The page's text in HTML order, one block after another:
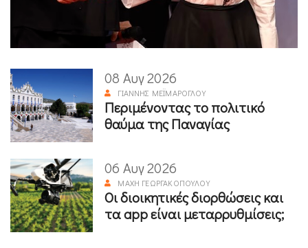
08 Αυγ 2026
ΓΙΆΝΝΗΣ ΜΕΪΜΆΡΟΓΛΟΥ
Περιμένοντας το πολιτικό
θαύμα της Παναγίας
06 Αυγ 2026
ΜΆΧΗ ΓΕΩΡΓΑΚΟΠΟΎΛΟΥ
Οι διοικητικές διορθώσεις και
τα app είναι μεταρρυθμίσεις;